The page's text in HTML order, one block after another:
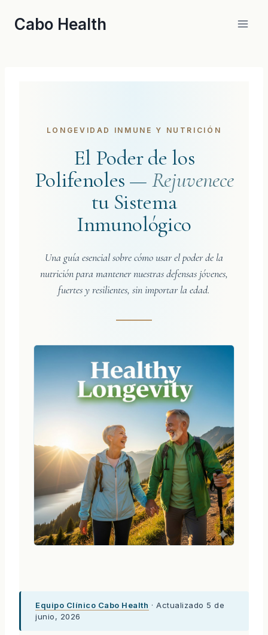
Cabo Health
LONGEVIDAD INMUNE Y NUTRICIÓN
El Poder de los
Polifenoles — Rejuvenece
tu Sistema
Inmunológico
Una guía esencial sobre cómo usar el poder de la
nutrición para mantener nuestras defensas jóvenes,
fuertes y resilientes, sin importar la edad.
Equipo Clínico Cabo Health · Actualizado 5 de
junio, 2026